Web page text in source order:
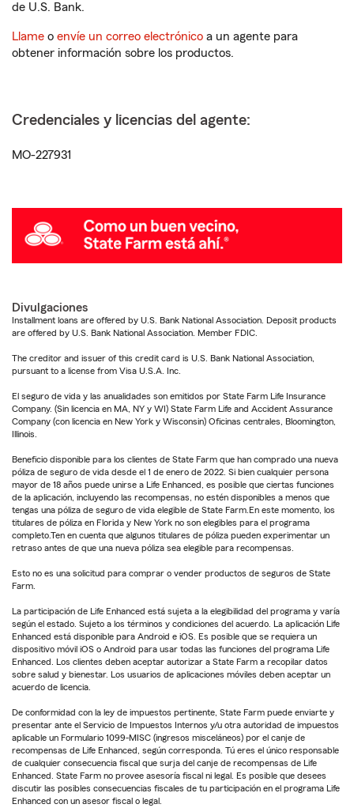
de U.S. Bank.
Llame o envíe un correo electrónico a un agente para
obtener información sobre los productos.
Credenciales y licencias del agente:
MO-227931
Divulgaciones
Installment loans are offered by U.S. Bank National Association. Deposit products
are offered by U.S. Bank National Association. Member FDIC.
The creditor and issuer of this credit card is U.S. Bank National Association,
pursuant to a license from Visa U.S.A. Inc.
El seguro de vida y las anualidades son emitidos por State Farm Life Insurance
Company. (Sin licencia en MA, NY y WI) State Farm Life and Accident Assurance
Company (con licencia en New York y Wisconsin) Oficinas centrales, Bloomington,
Illinois.
Beneficio disponible para los clientes de State Farm que han comprado una nueva
póliza de seguro de vida desde el 1 de enero de 2022. Si bien cualquier persona
mayor de 18 años puede unirse a Life Enhanced, es posible que ciertas funciones
de la aplicación, incluyendo las recompensas, no estén disponibles a menos que
tengas una póliza de seguro de vida elegible de State Farm.En este momento, los
titulares de póliza en Florida y New York no son elegibles para el programa
completo.Ten en cuenta que algunos titulares de póliza pueden experimentar un
retraso antes de que una nueva póliza sea elegible para recompensas.
Esto no es una solicitud para comprar o vender productos de seguros de State
Farm.
La participación de Life Enhanced está sujeta a la elegibilidad del programa y varía
según el estado. Sujeto a los términos y condiciones del acuerdo. La aplicación Life
Enhanced está disponible para Android e iOS. Es posible que se requiera un
dispositivo móvil iOS o Android para usar todas las funciones del programa Life
Enhanced. Los clientes deben aceptar autorizar a State Farm a recopilar datos
sobre salud y bienestar. Los usuarios de aplicaciones móviles deben aceptar un
acuerdo de licencia.
De conformidad con la ley de impuestos pertinente, State Farm puede enviarte y
presentar ante el Servicio de Impuestos Internos y/u otra autoridad de impuestos
aplicable un Formulario 1099-MISC (ingresos misceláneos) por el canje de
recompensas de Life Enhanced, según corresponda. Tú eres el único responsable
de cualquier consecuencia fiscal que surja del canje de recompensas de Life
Enhanced. State Farm no provee asesoría fiscal ni legal. Es posible que desees
discutir las posibles consecuencias fiscales de tu participación en el programa Life
Enhanced con un asesor fiscal o legal.